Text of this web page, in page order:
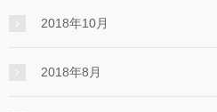
2018年10月
2018年8月